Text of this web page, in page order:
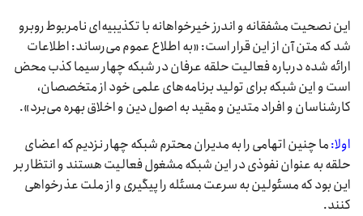
این نصحیت مشفقانه و اندرز خیرخواهانه با تکذیبیه‌ای نامربوط روبرو
شد که متن آن از این قرار است: «به اطلاع عموم می‌رساند: اطلاعات
ارائه شده درباره فعالیت حلقه عرفان در شبکه چهار سیما کذب محض
است و این شبکه برای تولید برنامه‌های علمی خود از متخصصان،
کارشناسان و افراد متدین و مقید به اصول دین و اخلاق بهره می‌برد».
اولا:ما چنین اتهامی را به مدیران محترم شبکه چهار نزدیم که اعضای
حلقه به عنوان نفوذی در این شبکه مشغول فعالیت هستند و انتظار بر
این بود که مسئولین به سرعت مسئله را پیگیری و از ملت عذرخواهی
کنند.